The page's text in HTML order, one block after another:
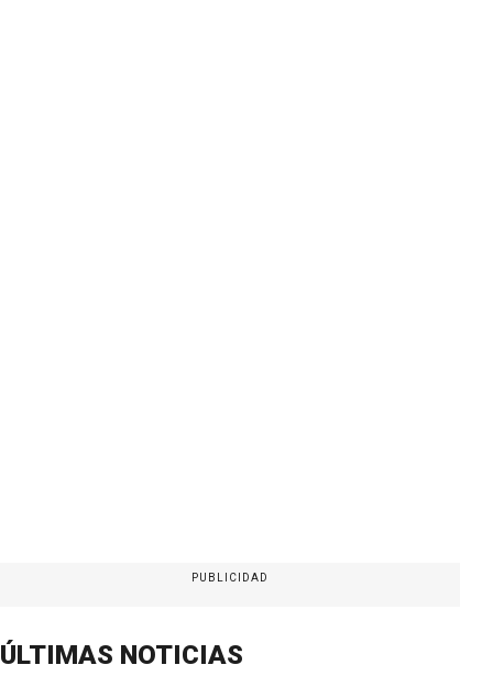
PUBLICIDAD
ÚLTIMAS NOTICIAS